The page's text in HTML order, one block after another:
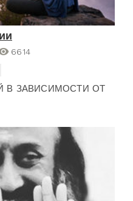
6614
В ЗАВИСИМОСТИ ОТ